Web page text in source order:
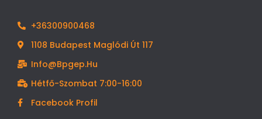
+36300900468
1108 Budapest Maglódi Út 117
Info@bpgep.hu
Hétfő-Szombat 7:00-16:00
Facebook Profil